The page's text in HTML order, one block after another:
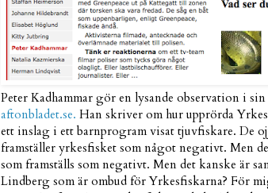
Peter Kadhammar gör en lysande observation i
aftonbladet.se. Han skriver om hur upprörda
ett inslag i ett barnprogram visat tjuvfiskare. De
framställer yrkesfisket som något negativt. Men
som framställs som negativt. Men det kanske är
Lindberg som är ombud för Yrkesfiskarna? För